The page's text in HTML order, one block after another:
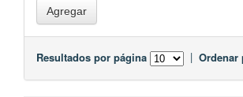
Resultados por página | Ordenar